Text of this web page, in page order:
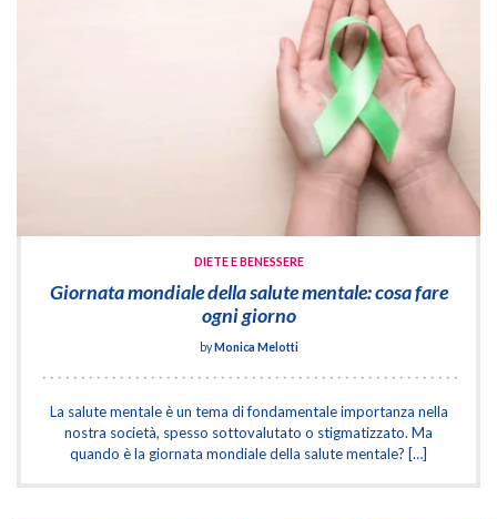
DIETE E BENESSERE
Giornata mondiale della salute mentale: cosa fare
ogni giorno
byMonica Melotti
La salute mentale è un tema di fondamentale importanza nella
nostra società, spesso sottovalutato o stigmatizzato. Ma
quando è la giornata mondiale della salute mentale? […]